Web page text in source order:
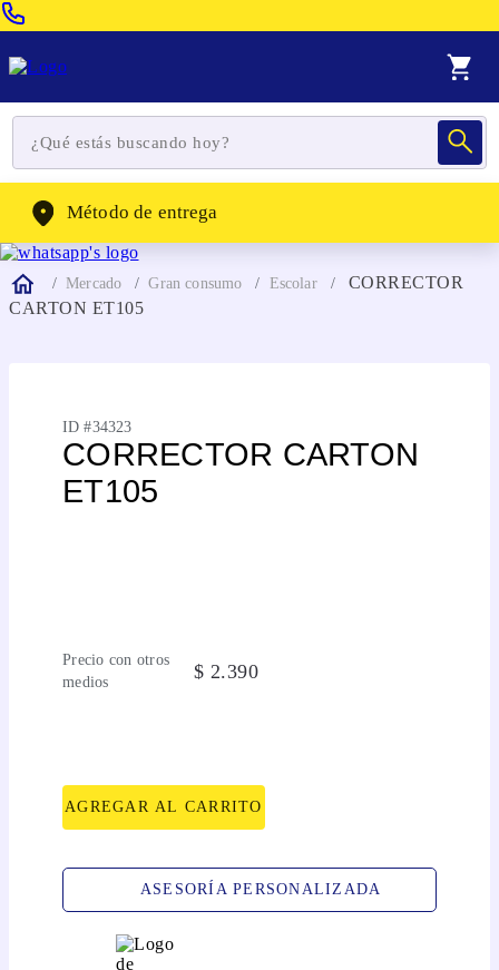
WhatsApp: (302) 262-4104
Método de entrega
Mercado Gran consumo Escolar
CORRECTOR
CARTON ET105
ID #34323
CORRECTOR CARTON
ET105
Precio con otros
medios
$ 2.390
AGREGAR AL CARRITO
ASESORÍA PERSONALIZADA